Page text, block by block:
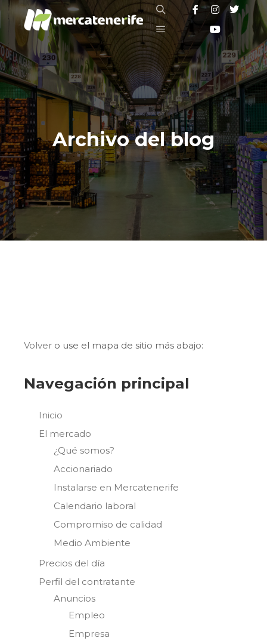
Buscar
Menú principal
Archivo del blog
Volver o use el mapa de sitio más abajo:
Navegación principal
Inicio
El mercado
¿Qué somos?
Accionariado
Instalarse en Mercatenerife
Calendario laboral
Compromiso de calidad
Medio Ambiente
Precios del día
Perfil del contratante
Anuncios
Empleo
Empresa